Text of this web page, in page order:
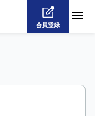
会員登録